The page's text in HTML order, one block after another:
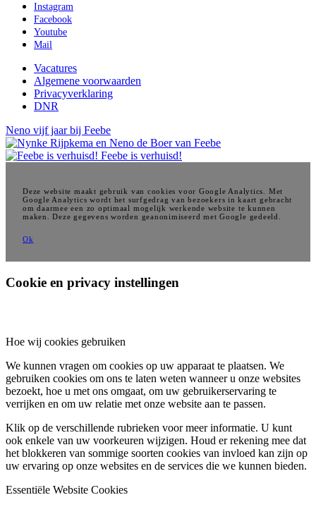
Instagram
Facebook
Youtube
Mail
Vacatures
Algemene voorwaarden
Privacyverklaring
DNR
Neno vijf jaar bij Feebe
Feebe is verhuisd!
Deze website maakt gebruik van cookies voor Google Analytics. Met
Google Analytics wordt het surfgedrag van bezoekers in kaart gebracht
om daarmee een zo optimaal mogelijk werkende website te kunnen
maken. Deze gegevens worden geanonimiseerd met Google gedeeld.
Ok
Cookie en privacy instellingen
Hoe wij cookies gebruiken
We kunnen vragen om cookies op uw apparaat te plaatsen. We
gebruiken cookies om ons te laten weten wanneer u onze websites
bezoekt, hoe u met ons omgaat, om uw gebruikerservaring te
verrijken en om uw relatie met onze website aan te passen.
Klik op de verschillende rubrieken voor meer informatie. U kunt
ook enkele van uw voorkeuren wijzigen. Houd er rekening mee dat
het blokkeren van sommige soorten cookies van invloed kan zijn op
uw ervaring op onze websites en de services die we kunnen bieden.
Essentiële Website Cookies